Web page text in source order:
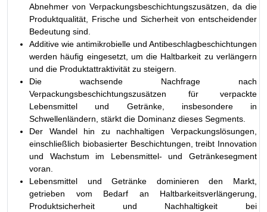
Abnehmer von Verpackungsbeschichtungszusätzen, da die
Produktqualität, Frische und Sicherheit von entscheidender
Bedeutung sind.
Additive wie antimikrobielle und Antibeschlagbeschichtungen
werden häufig eingesetzt, um die Haltbarkeit zu verlängern
und die Produktattraktivität zu steigern.
Die wachsende Nachfrage nach
Verpackungsbeschichtungszusätzen für verpackte
Lebensmittel und Getränke, insbesondere in
Schwellenländern, stärkt die Dominanz dieses Segments.
Der Wandel hin zu nachhaltigen Verpackungslösungen,
einschließlich biobasierter Beschichtungen, treibt Innovation
und Wachstum im Lebensmittel- und Getränkesegment
voran.
Lebensmittel und Getränke dominieren den Markt,
getrieben vom Bedarf an Haltbarkeitsverlängerung,
Produktsicherheit und Nachhaltigkeit bei